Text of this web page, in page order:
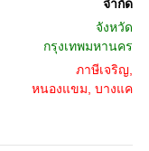
จำกัด
จังหวัด
กรุงเทพมหานคร
ภาษีเจริญ,
หนองแขม, บางแค